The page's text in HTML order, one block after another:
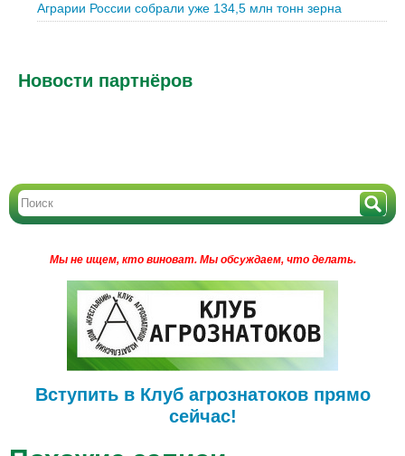
Аграрии России собрали уже 134,5 млн тонн зерна
Новости партнёров
Мы не ищем, кто виноват. Мы обсуждаем, что делать.
Вступить в Клуб агрознатоков прямо
сейчас!